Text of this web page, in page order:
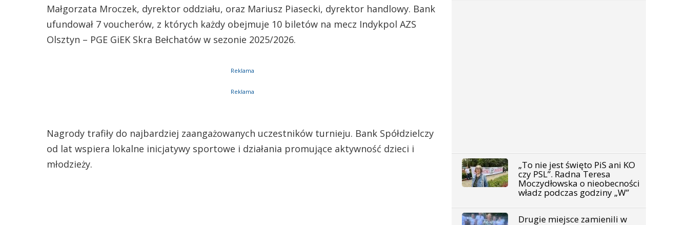
Małgorzata Mroczek, dyrektor oddziału, oraz Mariusz Piasecki, dyrektor handlowy. Bank
ufundował 7 voucherów, z których każdy obejmuje 10 biletów na mecz Indykpol AZS
Olsztyn – PGE GiEK Skra Bełchatów w sezonie 2025/2026.
Reklama
Reklama
Nagrody trafiły do najbardziej zaangażowanych uczestników turnieju. Bank Spółdzielczy
od lat wspiera lokalne inicjatywy sportowe i działania promujące aktywność dzieci i
młodzieży.
„To nie jest święto PiS ani KO
czy PSL”. Radna Teresa
Moczydłowska o nieobecności
władz podczas godziny „W”
Drugie miejsce zamienili w